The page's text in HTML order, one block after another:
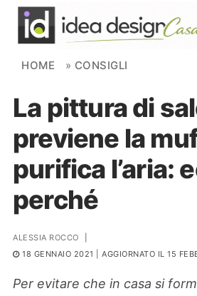
Skip to content
NOVITÀ
AMBIENTI
FAI DA TE
PIANTE
Ortaggio
Search for:
HOME » CONSIGLI
La pittura di
previene la
purifica l’aria:
perché
ALESSIA ROCCO
18 GENNAIO 2021
| AGGIORNATO IL 15
Per evitare che in casa si